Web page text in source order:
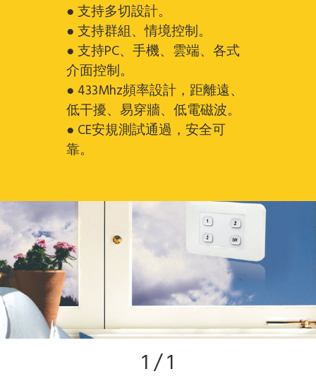
● 支持多切設計。
● 支持群組、情境控制。
● 支持PC、手機、雲端、各式
介面控制。
● 433Mhz頻率設計，距離遠、
低干擾、易穿牆、低電磁波。
● CE安規測試通過，安全可
靠。
1 / 1